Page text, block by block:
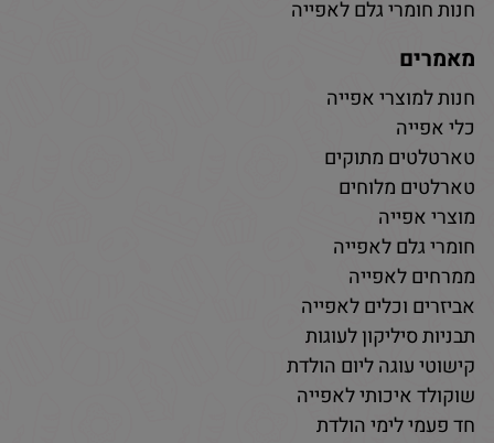
חנות חומרי גלם לאפייה
מאמרים
חנות למוצרי אפייה
כלי אפייה
טארטלטים מתוקים
טארלטים מלוחים
מוצרי אפייה
חומרי גלם לאפייה
ממרחים לאפייה
אביזרים וכלים לאפייה
תבניות סיליקון לעוגות
קישוטי עוגה ליום הולדת
שוקולד איכותי לאפייה
חד פעמי לימי הולדת